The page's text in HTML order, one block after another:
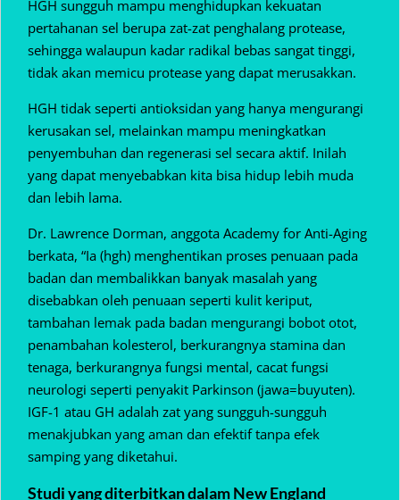
HGH sungguh mampu menghidupkan kekuatan
pertahanan sel berupa zat-zat penghalang protease,
sehingga walaupun kadar radikal bebas sangat tinggi,
tidak akan memicu protease yang dapat merusakkan.
HGH tidak seperti antioksidan yang hanya mengurangi
kerusakan sel, melainkan mampu meningkatkan
penyembuhan dan regenerasi sel secara aktif. Inilah
yang dapat menyebabkan kita bisa hidup lebih muda
dan lebih lama.
Dr. Lawrence Dorman, anggota Academy for Anti-Aging
berkata, “Ia (hgh) menghentikan proses penuaan pada
badan dan membalikkan banyak masalah yang
disebabkan oleh penuaan seperti kulit keriput,
tambahan lemak pada badan mengurangi bobot otot,
penambahan kolesterol, berkurangnya stamina dan
tenaga, berkurangnya fungsi mental, cacat fungsi
neurologi seperti penyakit Parkinson (jawa=buyuten).
IGF-1 atau GH adalah zat yang sungguh-sungguh
menakjubkan yang aman dan efektif tanpa efek
samping yang diketahui.
Studi yang diterbitkan dalam New England